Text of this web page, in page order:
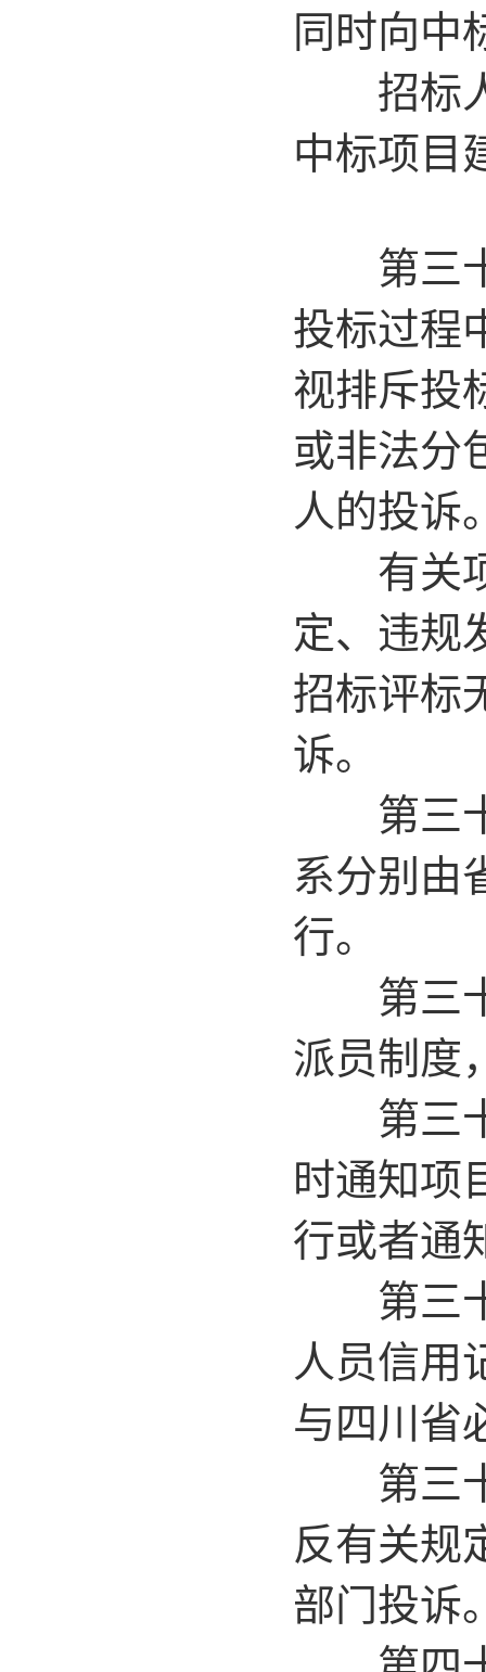
同时向中
招标人
中标项目
第三十
投标过程
视排斥投
或非法分
人的投诉
有关项
定、违规
招标评标
诉。
第三十
系分别由
行。
第三十
派员制度
第三十
时通知项
行或者通
第三十
人员信用
与四川省
第三十
反有关规
部门投诉